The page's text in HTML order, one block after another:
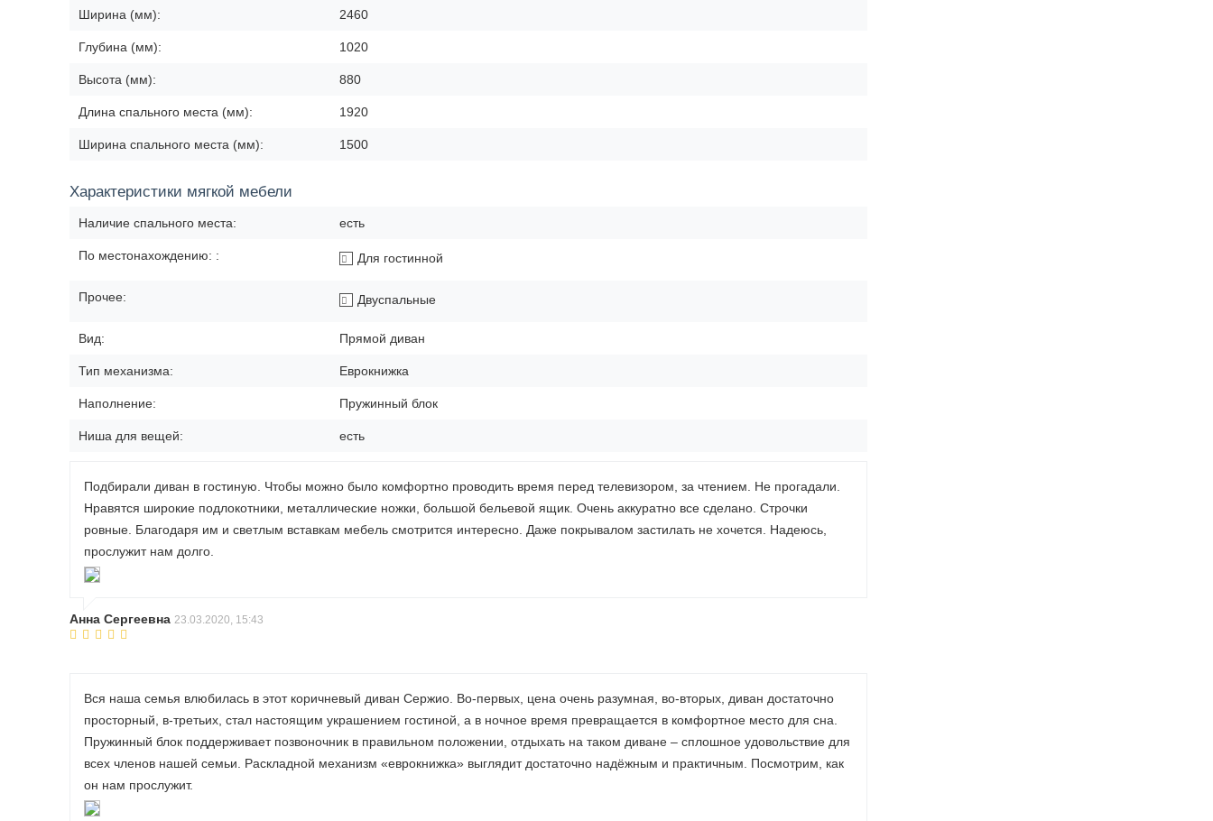
Ширина (мм): 2460
Глубина (мм): 1020
Высота (мм): 880
Длина спального места (мм): 1920
Ширина спального места (мм): 1500
Характеристики мягкой мебели
Наличие спального места: есть
По местонахождению: : Для гостинной
Прочее: Двуспальные
Вид: Прямой диван
Тип механизма: Еврокнижка
Наполнение: Пружинный блок
Ниша для вещей: есть
Подбирали диван в гостиную. Чтобы можно было комфортно проводить время перед телевизором, за чтением. Не прогадали.
Нравятся широкие подлокотники, металлические ножки, большой бельевой ящик. Очень аккуратно все сделано. Строчки
ровные. Благодаря им и светлым вставкам мебель смотрится интересно. Даже покрывалом застилать не хочется. Надеюсь,
прослужит нам долго.
Анна Сергеевна 23.03.2020, 15:43
Вся наша семья влюбилась в этот коричневый диван Сержио. Во-первых, цена очень разумная, во-вторых, диван достаточно
просторный, в-третьих, стал настоящим украшением гостиной, а в ночное время превращается в комфортное место для сна.
Пружинный блок поддерживает позвоночник в правильном положении, отдыхать на таком диване – сплошное удовольствие для
всех членов нашей семьи. Раскладной механизм «еврокнижка» выглядит достаточно надёжным и практичным. Посмотрим, как
он нам прослужит.